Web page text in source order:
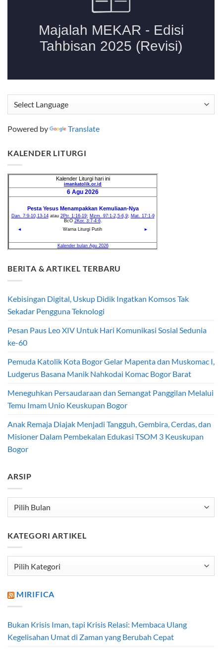
Powered by Translate
KALENDER LITURGI
BERITA & ARTIKEL TERBARU
Kebisingan Digital, Uskup Didik Ingatkan Komsos Tak
Sekadar Pengguna Teknologi
Pesan Paus Leo XIV Untuk Hari Komunikasi Sosial Sedunia
ke-60
Pemuda Katolik Kota Bogor Gelar Mapenta dan Muskomac I,
Ludgerus Basana Manik Nahkodai Komac Bogor Barat
Meneguhkan Persaudaraan dan Semangat Panggilan Melalui
Temu Imam Unio Keuskupan Bogor
Anak Remaja Diajak Menjadi Tangguh, Gembira, Cerdas, dan
Misioner Dalam Pembekalan Edukasi TSOM 3 Keuskupan
Bogor
ARSIP
Arsip
KATEGORI ARTIKEL
MIRIFICA
Bukan Krisis Iman, tapi Krisis Relasi: Membaca Ulang
Kegelisahan Umat di Zaman yang Berubah Cepat